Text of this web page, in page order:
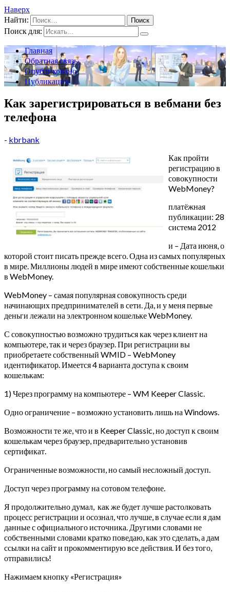
Наверх
Найти:
Поиск для:
Главная
Обратная связь
Опубликовано
Публикации
Как зарегистрироваться в вебмани без
телефона
- kbrbank
Как пройти
регистрацию в
совокупности
WebMoney?
платёжная
публикации: 28
система 2012
и – Дата июня, о
которой стоит писать прежде всего. Одна из самых популярных
в мире. Миллионы людей в мире имеют собственные кошельки
в WebMoney.
WebMoney – самая популярная совокупность среди
начинающих предпринимателей в сети. Да, и у меня первые
деньги лежали на электронном кошельке WebMoney.
С совокупностью возможно трудиться как через клиент на
компьютере, так и через браузер. При регистрации вы
приобретаете собственный WMID – WebMoney
идентификатор. Имеется 4 варианта доступа к своим
кошелькам:
1) Через программу на компьютере – WM Keeper Classic.
Одно ограничение – возможно установить лишь на Windows.
Возможности те же, что и в Keeper Classic, но доступ к своим
кошелькам через браузер, предварительно установив
сертификат.
Ограниченные возможности, но самый несложный доступ.
Доступ через программу на сотовом телефоне.
Я продолжительно думал, как же будет лучше растолковать
процесс регистрации и осознал, что лучше, в случае если я дам
данные с официального источника. Другими словами не
собственными словами кратко поведаю, как это сделать, а дам
ссылки на сайт и прокомментирую все действия. И без того,
отправились!
Нажимаем кнопку «Регистрация»